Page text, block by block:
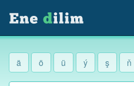
ä ö ü ý ş ň